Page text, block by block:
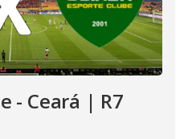
- Ceará | R7